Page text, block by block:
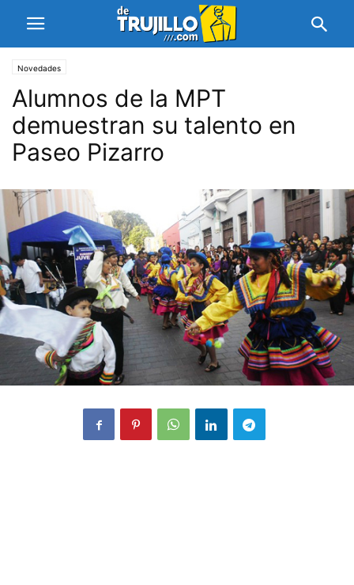
Novedades
Alumnos de la MPT
demuestran su talento en
Paseo Pizarro